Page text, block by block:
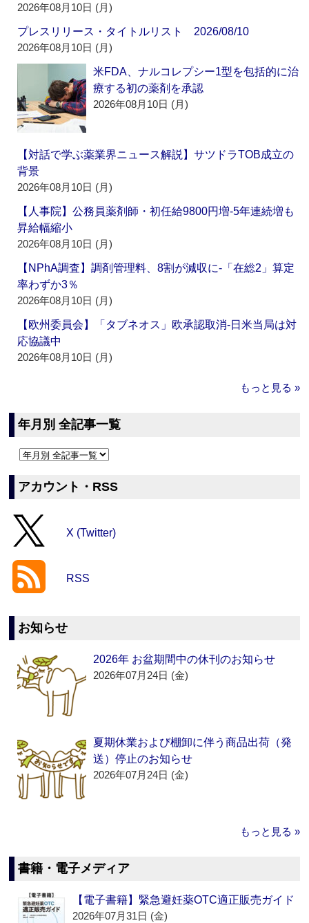
2026年08月10日 (月)
プレスリリース・タイトルリスト 2026/08/10
2026年08月10日 (月)
米FDA、ナルコレプシー1型を包括的に治
療する初の薬剤を承認
2026年08月10日 (月)
【対話で学ぶ薬業界ニュース解説】サツドラTOB成立の
背景
2026年08月10日 (月)
【人事院】公務員薬剤師・初任給9800円増‐5年連続増も
昇給幅縮小
2026年08月10日 (月)
【NPhA調査】調剤管理料、8割が減収に‐「在総2」算定
率わずか3％
2026年08月10日 (月)
【欧州委員会】「タブネオス」欧承認取消‐日米当局は対
応協議中
2026年08月10日 (月)
もっと見る »
年月別 全記事一覧
アカウント・RSS
X (Twitter)
RSS
お知らせ
2026年 お盆期間中の休刊のお知らせ
2026年07月24日 (金)
夏期休業および棚卸に伴う商品出荷（発
送）停止のお知らせ
2026年07月24日 (金)
もっと見る »
書籍・電子メディア
【電子書籍】緊急避妊薬OTC適正販売ガイド
2026年07月31日 (金)